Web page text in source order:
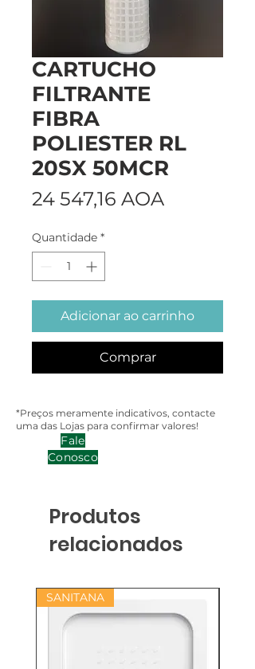
CARTUCHO
FILTRANTE
FIBRA
POLIESTER RL
20SX 50MCR
24 547,16 AOA
Quantidade *
Adicionar ao carrinho
Comprar
*Preços meramente indicativos, contacte
uma das Lojas para confirmar valores!
Fale
Conosco
Produtos
relacionados
SANITANA